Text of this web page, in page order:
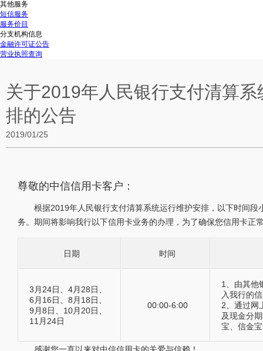
其他服务
短信服务
服务价目
分支机构信息
金融许可证公告
营业执照查询
关于2019年人民银行支付清算
排的公告
2019/01/25
尊敬的中信信用卡客户：
根据2019年人民银行支付清算系统运行维护安排，以下时间
务。期间将影响我行以下信用卡业务的办理，为了确保您信用卡正
日期 时间
3月24日、4月28日、
6月16日、8月18日、
9月8日、10月20日、
11月24日
00:00-6:00
1、由其他
入我行的
2、通过网
及现金分
宝、信金